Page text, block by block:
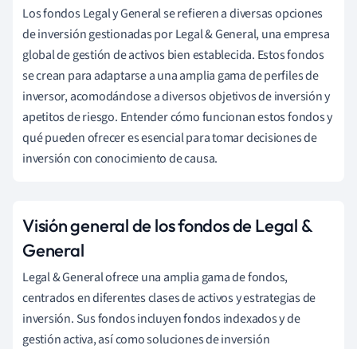
Los fondos Legal y General se refieren a diversas opciones
de inversión gestionadas por Legal & General, una empresa
global de gestión de activos bien establecida. Estos fondos
se crean para adaptarse a una amplia gama de perfiles de
inversor, acomodándose a diversos objetivos de inversión y
apetitos de riesgo. Entender cómo funcionan estos fondos y
qué pueden ofrecer es esencial para tomar decisiones de
inversión con conocimiento de causa.
Visión general de los fondos de Legal &
General
Legal & General ofrece una amplia gama de fondos,
centrados en diferentes clases de activos y estrategias de
inversión. Sus fondos incluyen fondos indexados y de
gestión activa, así como soluciones de inversión